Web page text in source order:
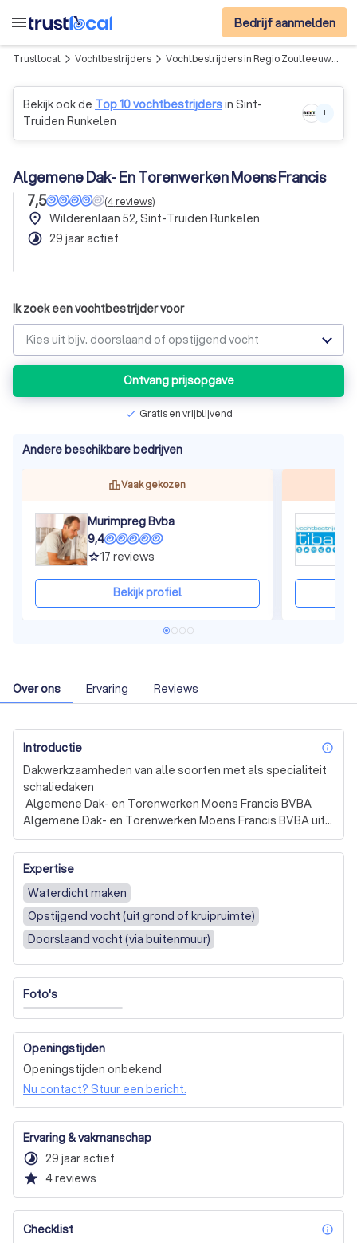
menu Bedrijf aanmelden
Trustlocal arrow_forward_ios Vochtbestrijders arrow_forward_ios Vochtbestrijders in Regio Zoutleeuw
Bekijk ook de Top 10 vochtbestrijdersin Sint-
Truiden Runkelen
+
Algemene Dak- En Torenwerken Moens Francis
7,5
(4reviews)
place Wilderenlaan 52, Sint-Truiden Runkelen
timelapse 29 jaar actief
Ik zoek een vochtbestrijder voor
Kies uit bijv. doorslaand of opstijgend vocht
Ontvang prijsopgave
check Gratis en vrijblijvend
Andere beschikbare bedrijven
Vaak gekozen
Murimpreg Bvba
9,4
grade17 reviews
Bekijk profiel
Over ons Ervaring Reviews
Introductie
Dakwerkzaamheden van alle soorten met als specialiteit
schaliedaken
Algemene Dak- en Torenwerken Moens Francis BVBA
Algemene Dak- en Torenwerken Moens Francis BVBA uit
Wilderen (Sint-Truiden) biedt twintig jaar ervaring in
allerlei dakwerkzaamheden.
Hellende, platte en puntdaken, pannendaken en
leiendaken? Wij voeren met al onze expertise graag
nieuwbouwprojecten en renovatieprojecten uit voor
particulieren en ondernemers.
van onze specialiteiten het plaatsen van schaliedaken
(met leisteen).
allerleisoorten  lood-, zink- en koperwerken op ieder dak.
Op zoek naar een professionele dakwerker voor al uw
dakwerkzaamheden? Kies voor een ervaren partner en
contacteer Algemene Dak- en Torenwerken Moens
Francis!
Expertise
Waterdicht maken
Opstijgend vocht (uit grond of kruipruimte)
Doorslaand vocht (via buitenmuur)
Foto's
Openingstijden
Openingstijden onbekend
Nu contact? Stuur een bericht.
Ervaring & vakmanschap
timelapse 29 jaar actief
star 4reviews
Checklist